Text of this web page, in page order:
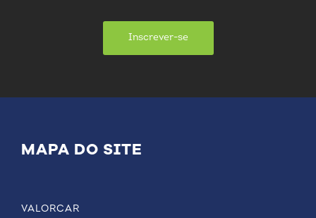
Inscrever-se
MAPA DO SITE
VALORCAR